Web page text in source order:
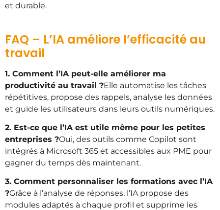
et durable.
FAQ – L’IA améliore l’efficacité au
travail
1. Comment l’IA peut-elle améliorer ma
productivité au travail ?Elle automatise les tâches
répétitives, propose des rappels, analyse les données
et guide les utilisateurs dans leurs outils numériques.
2. Est-ce que l’IA est utile même pour les petites
entreprises ?Oui, des outils comme Copilot sont
intégrés à Microsoft 365 et accessibles aux PME pour
gagner du temps dès maintenant.
3. Comment personnaliser les formations avec l’IA
?Grâce à l’analyse de réponses, l’IA propose des
modules adaptés à chaque profil et supprime les